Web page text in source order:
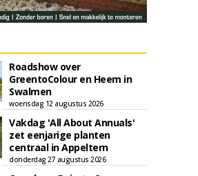
Roadshow over
GreentoColour en Heem in
Swalmen
woensdag 12 augustus 2026
Vakdag 'All About Annuals'
zet eenjarige planten
centraal in Appeltern
donderdag 27 augustus 2026